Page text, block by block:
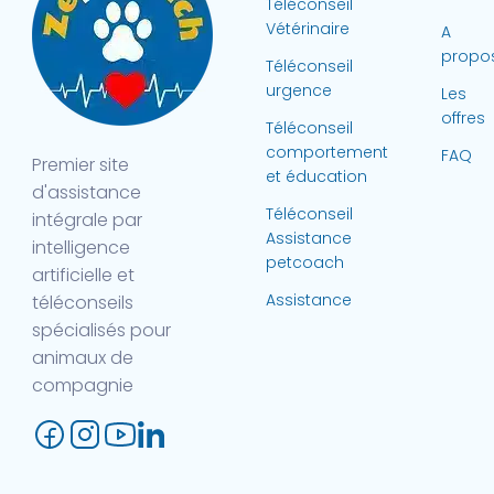
Premier site
d'assistance
intégrale par
intelligence
artificielle et
téléconseils
spécialisés pour
animaux de
compagnie
Téléconseil
Vétérinaire
Téléconseil
urgence
Téléconseil
comportement
et éducation
Téléconseil
Assistance
petcoach
Assistance
A
Les
offres
FAQ